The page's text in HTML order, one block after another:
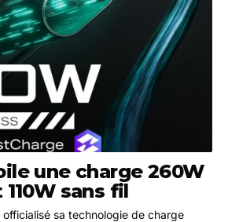
une charge 260W
sans fil
officialisé sa technologie de charge